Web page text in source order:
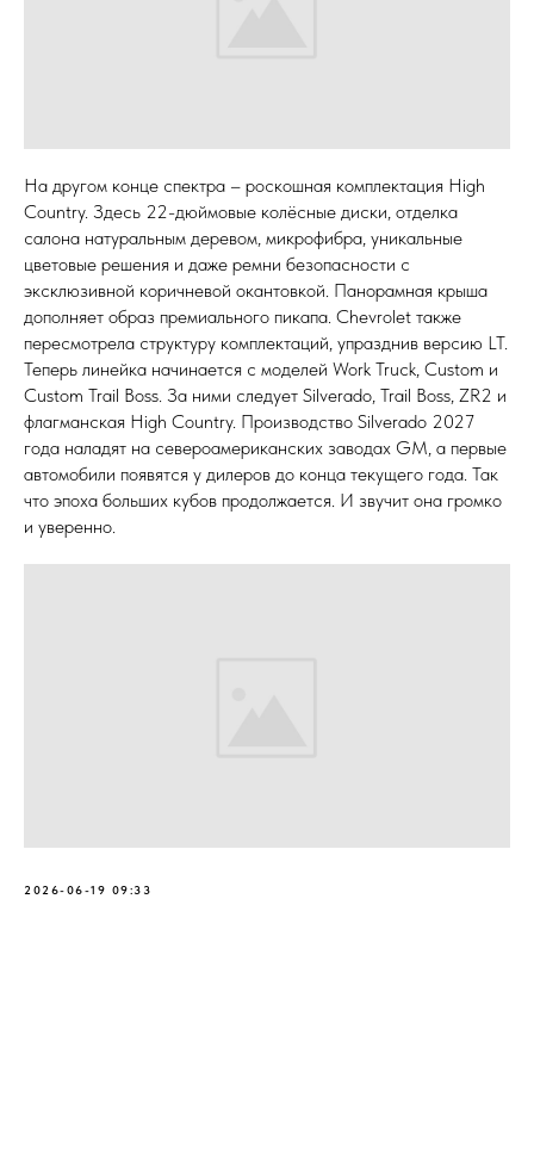
На другом конце спектра – роскошная комплектация High
Country. Здесь 22-дюймовые колёсные диски, отделка
салона натуральным деревом, микрофибра, уникальные
цветовые решения и даже ремни безопасности с
эксклюзивной коричневой окантовкой. Панорамная крыша
дополняет образ премиального пикапа. Chevrolet также
пересмотрела структуру комплектаций, упразднив версию LT.
Теперь линейка начинается с моделей Work Truck, Custom и
Custom Trail Boss. За ними следует Silverado, Trail Boss, ZR2 и
флагманская High Country. Производство Silverado 2027
года наладят на североамериканских заводах GM, а первые
автомобили появятся у дилеров до конца текущего года. Так
что эпоха больших кубов продолжается. И звучит она громко
и уверенно.
2026-06-19 09:33